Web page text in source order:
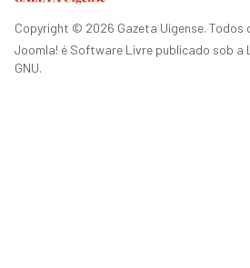
Copyright © 2026 Gazeta Uigense. Todos
Joomla! é Software Livre publicado sob a
GNU.